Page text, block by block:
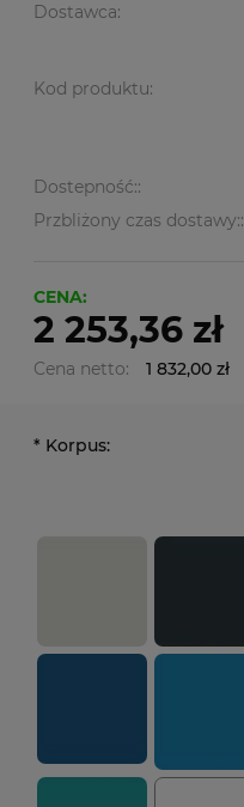
Dostawca:
Kod produktu:
Dostepność::
Przbliżony czas dostawy::
CENA:
2 253,36 zł
Cena netto: 1 832,00 zł
* Korpus: